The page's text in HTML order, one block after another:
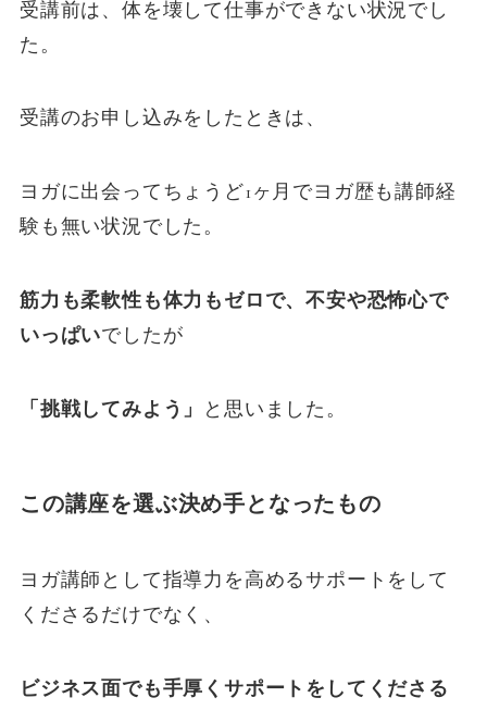
受講前は、体を壊して仕事ができない状況でし
た。
受講のお申し込みをしたときは、
ヨガに出会ってちょうど1ヶ月でヨガ歴も講師経
験も無い状況でした。
筋力も柔軟性も体力もゼロで、不安や恐怖心で
いっぱいでしたが
「挑戦してみよう」 と思いました。
この講座を選ぶ決め手となったもの
ヨガ講師として指導力を高めるサポートをして
くださるだけでなく、
ビジネス面でも手厚くサポートをしてくださる